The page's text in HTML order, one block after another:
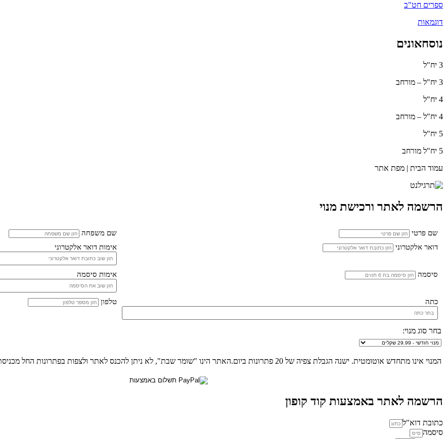
ספרים חט"ב
דוגמאות
נוסחאונים
3 יח"ל
3 יח"ל – מורחב
4 יח"ל
4 יח"ל – מורחב
5 יח"ל
5 יח"ל מורחב
עמוד הבית | מפת אתר
הרשמה לאתר ורכישת מנוי
שם פרטי
שם משפחה
דואר אלקטרוני
אימות דואר אלקטרוני
סיסמה אימות סיסמה
כתה טלפון
בחר סוג מנוי:
המנוי אינו מתחדש אוטומטית. ישנה הגבלת צפיה של 20 פתרונות ביום.האתר הינו "שומר שבת", לא ניתן להכנס לאתר ולצפות בפתרונות החל מכניסת שבת/חג ועד לצאת שבת/חג.
הרשמה לאתר באמצעות קוד קופון
כתובת דוא"ל
סיסמה